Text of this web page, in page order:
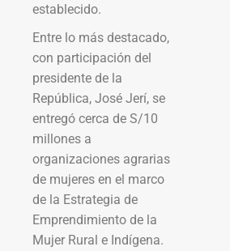
establecido.
Entre lo más destacado,
con participación del
presidente de la
República, José Jerí, se
entregó cerca de S/10
millones a
organizaciones agrarias
de mujeres en el marco
de la Estrategia de
Emprendimiento de la
Mujer Rural e Indígena.